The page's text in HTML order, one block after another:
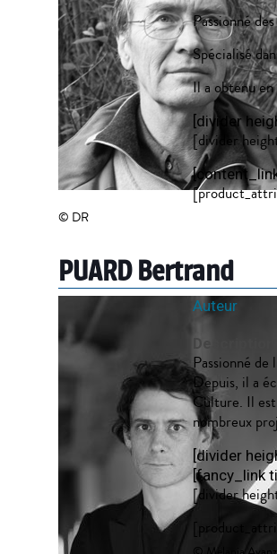
Passionné
Spécialisé
Il a obtenu
[divider
[divider
© DR
PUARD Bertrand
Auteur
Description
Passionné
Depuis, il a
Culture. Il est
nombreux
[divider
[fancy_link
[divider